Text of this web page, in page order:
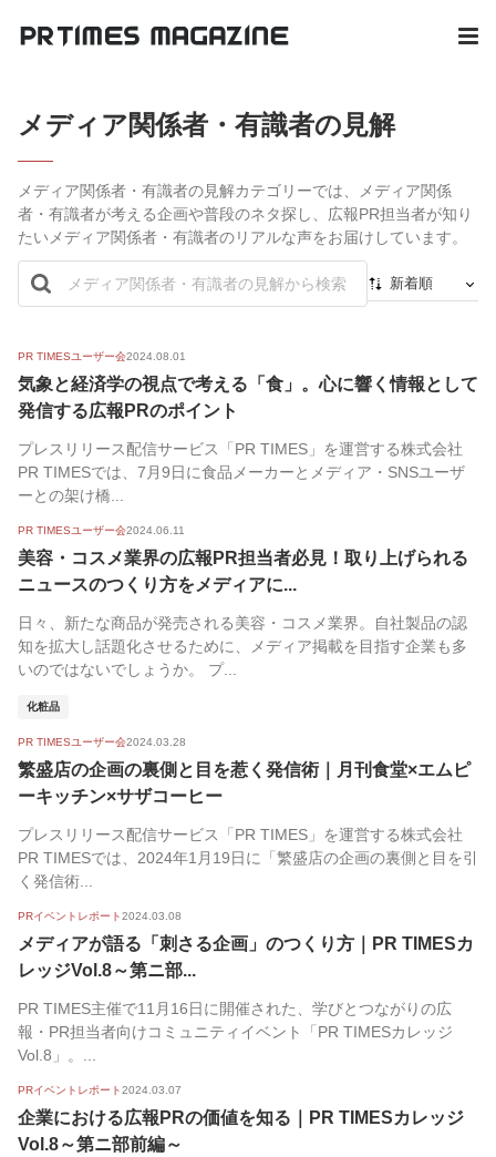
メディア関係者・有識者の見解
メディア関係者・有識者の見解カテゴリーでは、メディア関係
者・有識者が考える企画や普段のネタ探し、広報PR担当者が知り
たいメディア関係者・有識者のリアルな声をお届けしています。
新着順
人気順
PR TIMESユーザー会2024.08.01
気象と経済学の視点で考える「食」。心に響く情報として
発信する広報PRのポイント
プレスリリース配信サービス「PR TIMES」を運営する株式会社
PR TIMESでは、7月9日に食品メーカーとメディア・SNSユーザ
ーとの架け橋...
PR TIMESユーザー会2024.06.11
美容・コスメ業界の広報PR担当者必見！取り上げられる
ニュースのつくり方をメディアに...
日々、新たな商品が発売される美容・コスメ業界。自社製品の認
知を拡大し話題化させるために、メディア掲載を目指す企業も多
いのではないでしょうか。 プ...
化粧品
PR TIMESユーザー会2024.03.28
繁盛店の企画の裏側と目を惹く発信術｜月刊食堂×エムピ
ーキッチン×サザコーヒー
プレスリリース配信サービス「PR TIMES」を運営する株式会社
PR TIMESでは、2024年1月19日に「繁盛店の企画の裏側と目を引
く発信術...
PRイベントレポート2024.03.08
メディアが語る「刺さる企画」のつくり方｜PR TIMESカ
レッジVol.8～第ニ部...
PR TIMES主催で11月16日に開催された、学びとつながりの広
報・PR担当者向けコミュニティイベント「PR TIMESカレッジ
Vol.8」。...
PRイベントレポート2024.03.07
企業における広報PRの価値を知る｜PR TIMESカレッジ
Vol.8～第ニ部前編～